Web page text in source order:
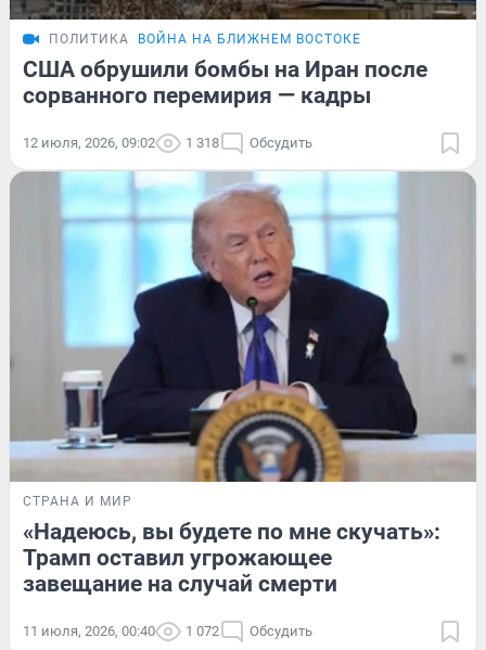
ПОЛИТИКА ВОЙНА НА БЛИЖНЕМ ВОСТОКЕ
США обрушили бомбы на Иран после
сорванного перемирия — кадры
12 июля, 2026, 09:02 1 318 Обсудить
СТРАНА И МИР
«Надеюсь, вы будете по мне скучать»:
Трамп оставил угрожающее
завещание на случай смерти
11 июля, 2026, 00:40 1 072 Обсудить